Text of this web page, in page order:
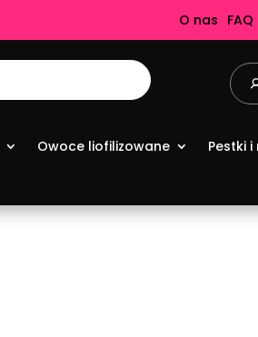
O nas FAQ
Owoce liofilizowane Pestki